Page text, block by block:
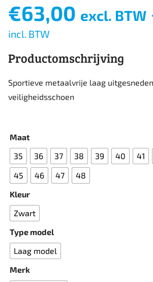
€63,00 excl. BTW
incl. BTW
Productomschrijving
Sportieve metaalvrije laag uitgesneden
veiligheidsschoen
Maat
35
36 37 38 39 40 41
45
46 47
48
Kleur
Zwart
Type model
Laag model
Merk